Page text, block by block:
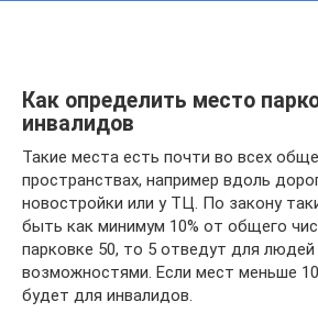
Как определить место
инвалидов
Такие места есть почти во всех
пространствах, например вдоль
новостройки или у ТЦ. По закону
быть как минимум 10% от общего
парковке 50, то 5 отведут для
возможностями. Если мест меньше
будет для инвалидов.